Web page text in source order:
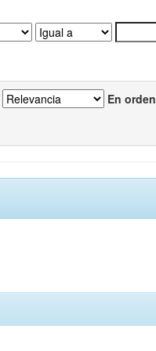
En orden